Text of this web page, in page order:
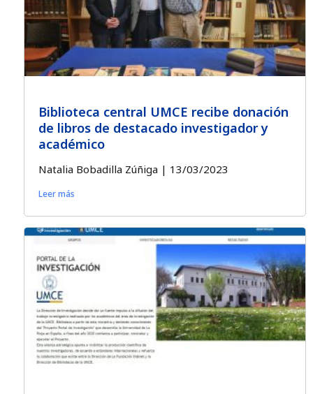
Biblioteca central UMCE recibe donación
de libros de destacado investigador y
académico
Natalia Bobadilla Zúñiga 13/03/2023
Leer más